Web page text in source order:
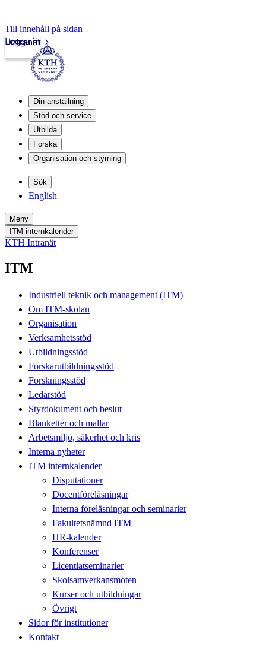
Till innehåll på sidan
Intranät
Logga in
Din anställning
Stöd och service
Utbilda
Forska
Organisation och styrning
Sök
English
Meny
ITM internkalender
KTH Intranät
ITM
Industriell teknik och management (ITM)
Om ITM-skolan
Organisation
Verksamhetsstöd
Utbildningsstöd
Forskarutbildningsstöd
Forskningsstöd
Ledarstöd
Styrdokument och beslut
Blanketter och mallar
Arbetsmiljö, säkerhet och kris
Interna nyheter
ITM internkalender
Disputationer
Docentföreläsningar
Interna föreläsningar och seminarier
Fakultetsnämnd ITM
HR-kalender
Konferenser
Licentiatseminarier
Skolsamverkansmöten
Kurser och utbildningar
Övrigt
Sidor för institutioner
Kontakt